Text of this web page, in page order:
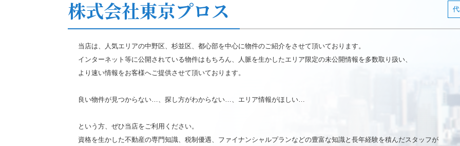
株式会社東京プロス
当店は、人気エリアの中野区、杉並区、都心部を中心に物件のご紹介をさせて頂いております。
インターネット等に公開されている物件はもちろん、人脈を生かしたエリア限定の未公開情報を多数取り扱い、
より速い情報をお客様へご提供させて頂いております。
良い物件が見つからない…、探し方がわからない…、エリア情報がほしい…
という方、ぜひ当店をご利用ください。
資格を生かした不動産の専門知識、税制優遇、ファイナンシャルプランなどの豊富な知識と長年経験を積んだスタッフが